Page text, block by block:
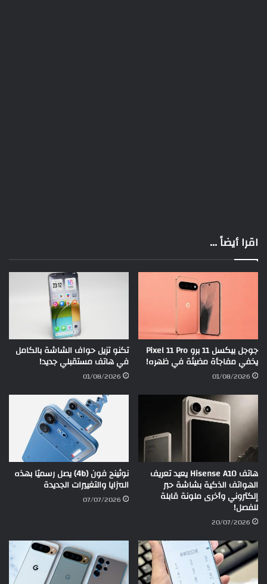
اقرا أيضاً ...
جوجل بيكسل 11 برو Pixel 11 Pro
يخفي مفاجأة مضيئة في ظهره!
01/08/2026
تكنو تزيل حواف الشاشة بالكامل
في هاتف مستقبلي جديد!
01/08/2026
هاتف Hisense A10 يعيد تعريف
الهواتف الذكية بشاشة حبر
إلكتروني وأخرى ملونة قابلة
للفصل!
20/07/2026
نوثينج فون (4b) يصل رسميًا بهذه
المزايا والتغييرات الجديدة
07/07/2026